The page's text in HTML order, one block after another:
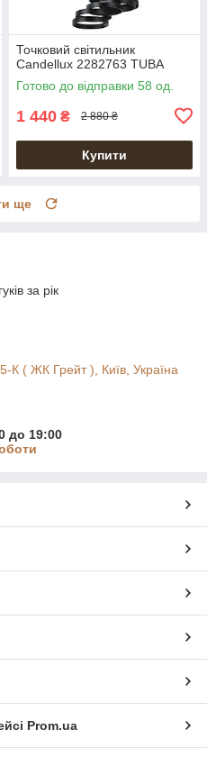
Точковий світильник
Candellux 2282763 TUBA
Готово до відправки 58 од.
1 440 ₴ 2 880 ₴
Купити
ще
за рік
К ( ЖК Грейт ), Київ, Україна
до 19:00
Prom.ua